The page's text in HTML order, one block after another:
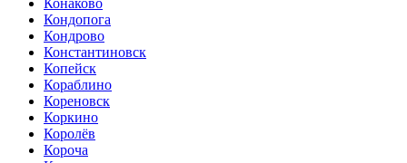
Конаково
Кондопога
Кондрово
Константиновск
Копейск
Кораблино
Кореновск
Коркино
Королёв
Короча